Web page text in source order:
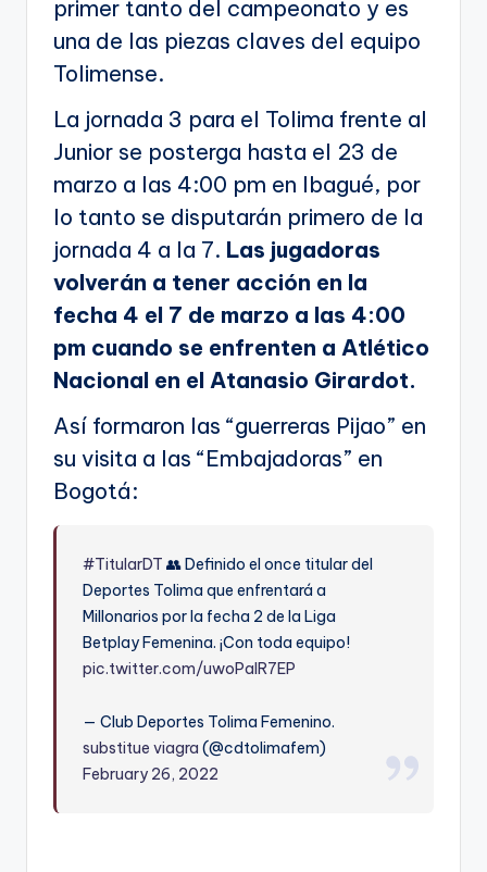
primer tanto del campeonato y es
una de las piezas claves del equipo
Tolimense.
La jornada 3 para el Tolima frente al
Junior se posterga hasta el 23 de
marzo a las 4:00 pm en Ibagué, por
lo tanto se disputarán primero de la
jornada 4 a la 7. Las jugadoras
volverán a tener acción en la
fecha 4 el 7 de marzo a las 4:00
pm cuando se enfrenten a Atlético
Nacional en el Atanasio Girardot.
Así formaron las “guerreras Pijao” en
su visita a las “Embajadoras” en
Bogotá:
#TitularDT 👥 Definido el once titular del
Deportes Tolima que enfrentará a
Millonarios por la fecha 2 de la Liga
Betplay Femenina. ¡Con toda equipo!
pic.twitter.com/uwoPalR7EP
— Club Deportes Tolima Femenino.
substitue viagra (@cdtolimafem)
February 26, 2022